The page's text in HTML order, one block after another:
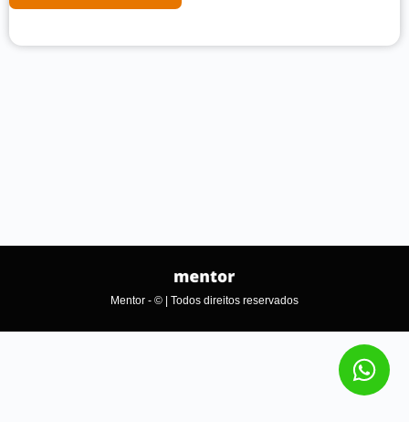
Mentor - © | Todos direitos reservados